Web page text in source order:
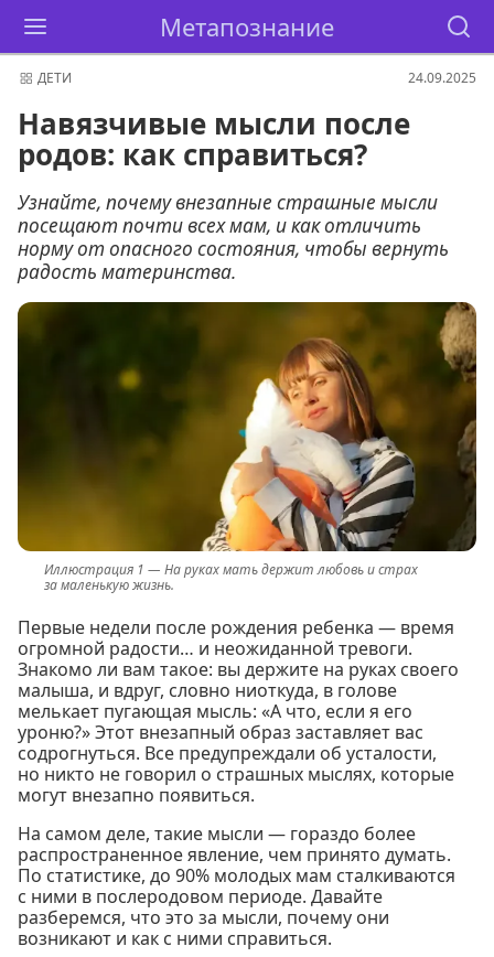
Метапознание
ДЕТИ 24.09.2025
Навязчивые мысли после
родов: как справиться?
Узнайте, почему внезапные страшные мысли
посещают почти всех мам, и как отличить
норму от опасного состояния, чтобы вернуть
радость материнства.
На руках мать держит любовь и страх
за маленькую жизнь.
Первые недели после рождения ребенка — время
огромной радости… и неожиданной тревоги.
Знакомо ли вам такое: вы держите на руках своего
малыша, и вдруг, словно ниоткуда, в голове
мелькает пугающая мысль: «А что, если я его
уроню?» Этот внезапный образ заставляет вас
содрогнуться. Все предупреждали об усталости,
но никто не говорил о страшных мыслях, которые
могут внезапно появиться.
На самом деле, такие мысли — гораздо более
распространенное явление, чем принято думать.
По статистике, до 90% молодых мам сталкиваются
с ними в послеродовом периоде. Давайте
разберемся, что это за мысли, почему они
возникают и как с ними справиться.